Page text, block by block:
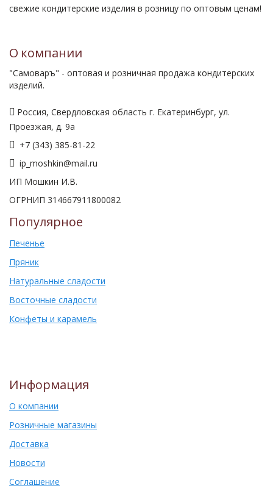
свежие кондитерские изделия в розницу по оптовым ценам!
О компании
"Самоваръ" - оптовая и розничная продажа кондитерских
изделий.
Россия, Свердловская область г. Екатеринбург, ул.
Проезжая, д. 9а
+7 (343) 385-81-22
ip_moshkin@mail.ru
ИП Мошкин И.В.
ОГРНИП 314667911800082
Популярное
Печенье
Пряник
Натуральные сладости
Восточные сладости
Конфеты и карамель
Информация
О компании
Розничные магазины
Доставка
Новости
Соглашение